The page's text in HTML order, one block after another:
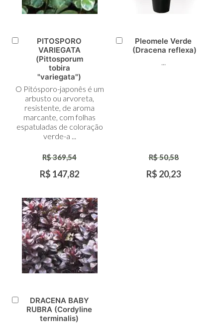
Adicionar
Carrinho
PITOSPORO
VARIEGATA
(Pittosporum
tobira
"variegata")
O Pitósporo-japonês é um
arbusto ou arvoreta,
resistente, de aroma
marcante, com folhas
espatuladas de coloração
verde-a ...
R$ 369,54
R$ 147,82
Adicionar
Pleomele Verde
(Dracena reflexa)
...
R$ 50,58
R$ 20,23
Adicionar
DRACENA BABY
RUBRA (Cordyline
terminalis)